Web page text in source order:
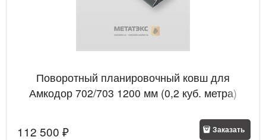
Поворотный планировочный ковш для
Амкодор 702/703 1200 мм (0,2 куб. метра)
112 500 ₽ Заказать